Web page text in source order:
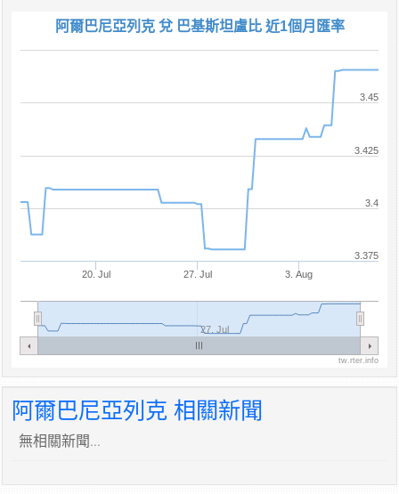
阿爾巴尼亞列克 兌 巴基斯坦盧比 近1個月匯率
20. Jul 27. Jul 3. Aug
27. Jul
3.375
3.4
3.425
3.45
tw.rter.info
阿爾巴尼亞列克 相關新聞
無相關新聞...